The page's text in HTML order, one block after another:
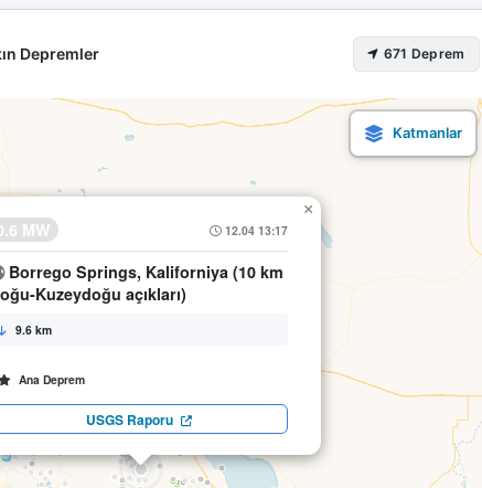
Depremler 671 Deprem
MW 12.04 13:17
Borrego Springs, Kaliforniya (10 km
Kuzeydoğu açıkları)
9.6 km
Ana Deprem
USGS Raporu
×